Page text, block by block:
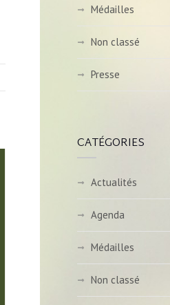
Médailles
Non classé
Presse
CATÉGORIES
Actualités
Agenda
Médailles
Non classé